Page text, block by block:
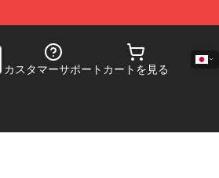
カスタマーサポート カートを見る